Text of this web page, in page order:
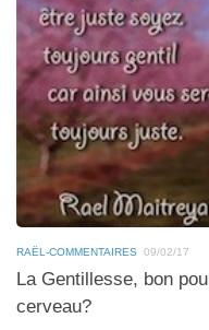
RAËL-COMMENTAIRES 09/02/17
La Gentillesse, bon
cerveau?